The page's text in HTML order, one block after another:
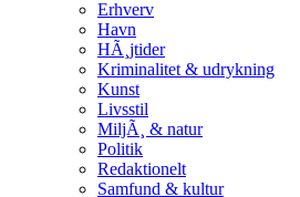
Erhverv
Havn
HÃ¸jtider
Kriminalitet & udrykning
Kunst
Livsstil
MiljÃ¸ & natur
Politik
Redaktionelt
Samfund & kultur